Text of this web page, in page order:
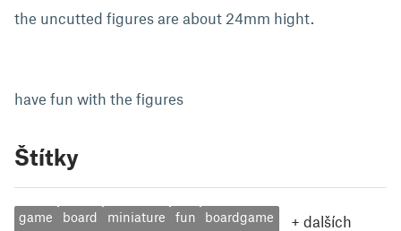
the uncutted figures are about 24mm hight.
have fun with the figures
Štítky
game board miniature fun boardgame + dalších